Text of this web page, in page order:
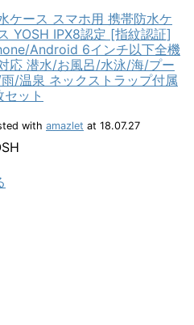
ケース スマホ用 携帯防水ケ
YOSH IPX8認定 [指紋認証]
Android 6インチ以下全機
応 潜水/お風呂/水泳/海/プー
/温泉 ネックストラップ付属
セット
with amazlet at 18.07.27